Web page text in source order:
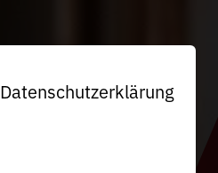
Datenschutzerklärung